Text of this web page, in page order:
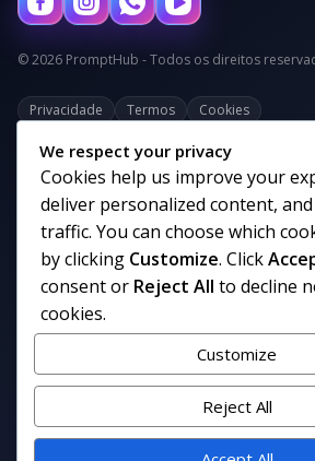
© 2026 PromptHub - Todos os direitos
Privacidade Termos Cookies
Categorias
Links uteis
We respect your privacy
Cookies help us improve your
deliver personalized content,
traffic. You can choose which
by clicking Customize. Click
consent or Reject All to decline
cookies.
Customize
Reject All